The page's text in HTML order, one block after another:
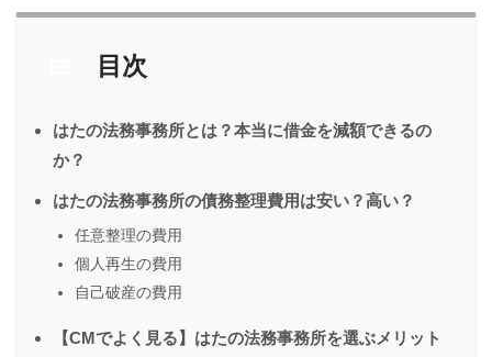
目次
はたの法務事務所とは？本当に借金を減額できるの
か？
はたの法務事務所の債務整理費用は安い？高い？
任意整理の費用
個人再生の費用
自己破産の費用
【CMでよく見る】はたの法務事務所を選ぶメリット